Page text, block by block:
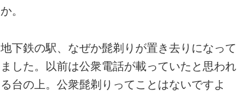
か。
地下鉄の駅、なぜか髭剃りが置き去りになって
ました。以前は公衆電話が載っていたと思われ
る台の上。公衆髭剃りってことはないですよ